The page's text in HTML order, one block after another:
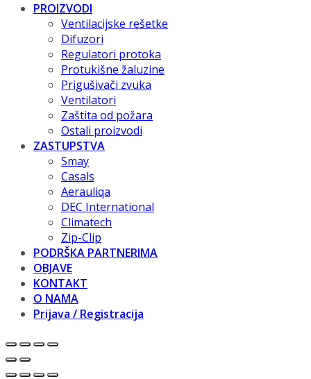
PROIZVODI
Ventilacijske rešetke
Difuzori
Regulatori protoka
Protukišne žaluzine
Prigušivači zvuka
Ventilatori
Zaštita od požara
Ostali proizvodi
ZASTUPSTVA
Smay
Casals
Aerauliqa
DEC International
Climatech
Zip-Clip
PODRŠKA PARTNERIMA
OBJAVE
KONTAKT
O NAMA
Prijava / Registracija